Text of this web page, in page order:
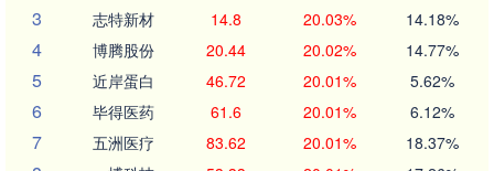
3 志特新材 14.8 20.03% 14.18%
4 博腾股份 20.44 20.02% 14.77%
5 近岸蛋白 46.72 20.01% 5.62%
6 毕得医药 61.6 20.01% 6.12%
7 五洲医疗 83.62 20.01% 18.37%